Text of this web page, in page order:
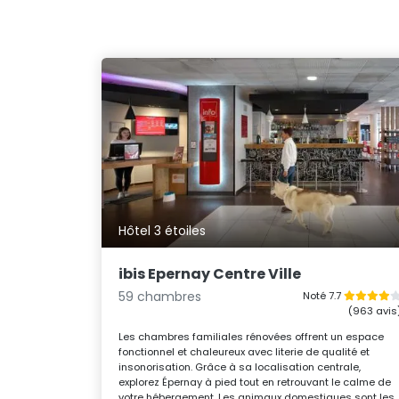
Hôtel 3 étoiles
ibis Epernay Centre Ville
59 chambres
Noté 7.7
(963
Les chambres familiales rénovées offrent un espace
fonctionnel et chaleureux avec literie de qualité et
insonorisation. Grâce à sa localisation centrale,
explorez Épernay à pied tout en retrouvant le calme de